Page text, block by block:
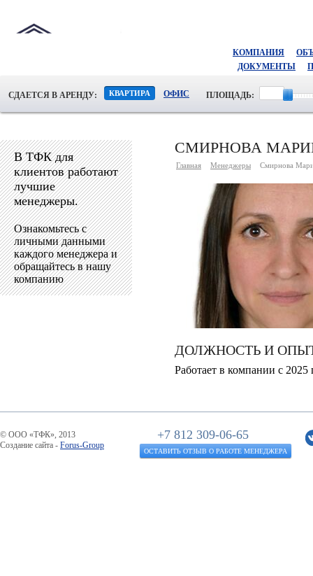
КОМПАНИЯ
ДОКУМЕНТЫ
ОФИС
КВАРТИРА
СДАЕТСЯ В АРЕНДУ: ПЛОЩАДЬ:
В ТФК для
клиентов работают
лучшие
менеджеры.
Ознакомьтесь с
личными данными
каждого менеджера и
обращайтесь в нашу
компанию
СМИРНОВА
Главная Менеджеры Смирнова
ДОЛЖНОСТЬ И
Работает в компании с 2025
© ООО «ТФК», 2013
Создание сайта - Forus-Group
+7 812 309-06-65
ОСТАВИТЬ ОТЗЫВ О РАБОТЕ МЕНЕДЖЕРА